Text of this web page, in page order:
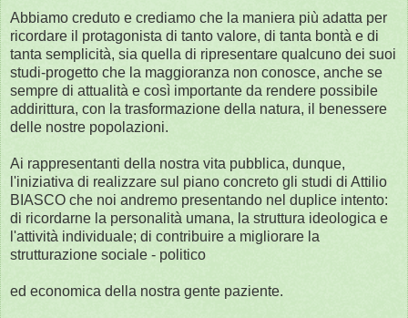
Abbiamo creduto e crediamo che la maniera più adatta per
ricordare il protagonista di tanto valore, di tanta bontà e di
tanta semplicità, sia quella di ripresentare qualcuno dei suoi
studi-progetto che la maggioranza non conosce, anche se
sempre di attualità e così importante da rendere possibile
addirittura, con la trasformazione della natura, il benessere
delle nostre popolazioni.
Ai rappresentanti della nostra vita pubblica, dunque,
l'iniziativa di realizzare sul piano concreto gli studi di Attilio
BIASCO che noi andremo presentando nel duplice intento:
di ricordarne la personalità umana, la struttura ideologica e
l'attività individuale; di contribuire a migliorare la
strutturazione sociale - politico
ed economica della nostra gente paziente.